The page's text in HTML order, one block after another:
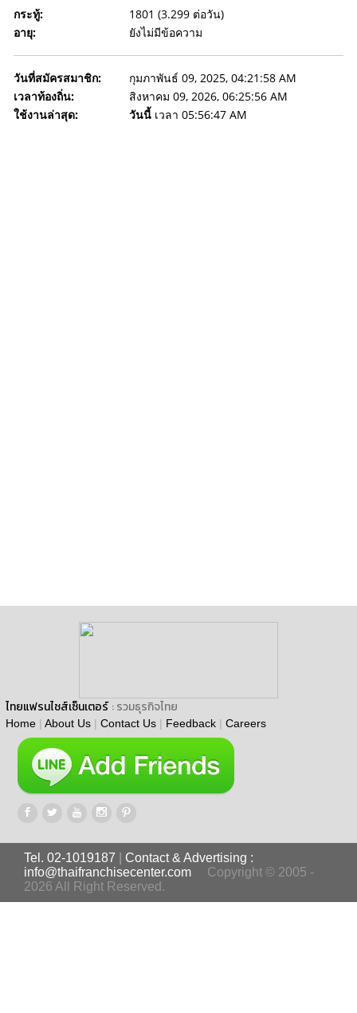
กระทู้:
1801 (3.299 ต่อวัน)
อายุ:
ยังไม่มีข้อความ
วันที่สมัครสมาชิก:
กุมภาพันธ์ 09, 2025, 04:21:58 AM
เวลาท้องถิ่น:
สิงหาคม 09, 2026, 06:25:56 AM
ใช้งานล่าสุด:
วันนี้เวลา 05:56:47 AM
ไทยแฟรนไชส์เซ็นเตอร์ : รวมธุรกิจไทย
Home | About Us | Contact Us | Feedback | Careers
Tel. 02-1019187
Contact & Advertising :
info@thaifranchisecenter.com
Copyright © 2005 -
2026 All Right Reserved.